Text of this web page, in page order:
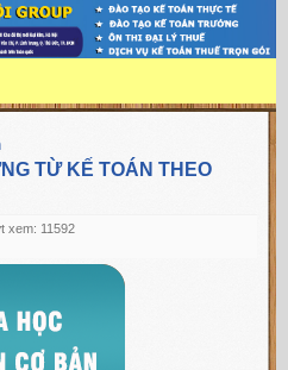
TỪ KẾ TOÁN THEO
xem: 11592